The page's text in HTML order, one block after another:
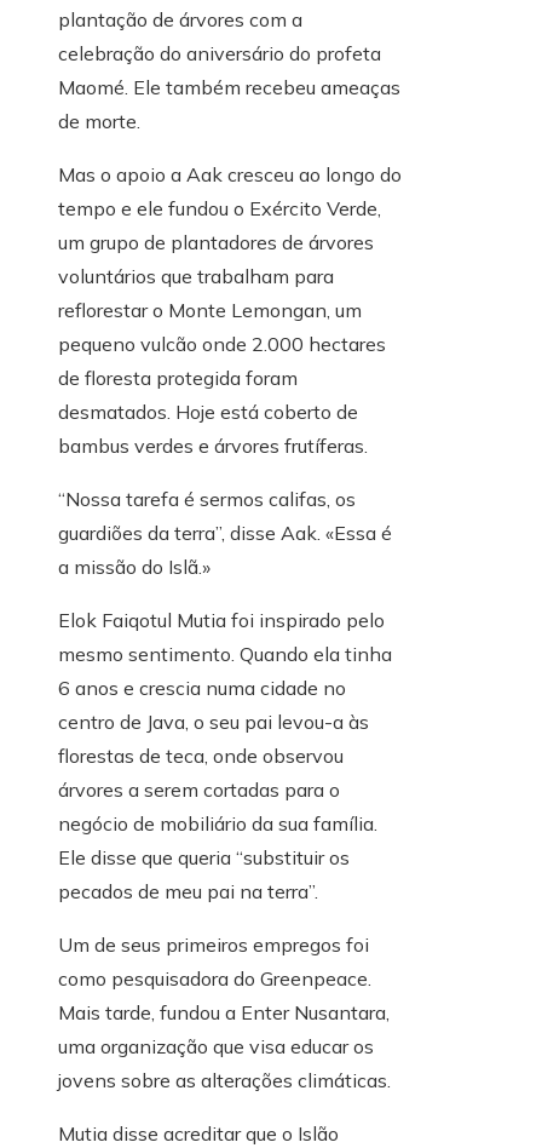
plantação de árvores com a
celebração do aniversário do profeta
Maomé. Ele também recebeu ameaças
de morte.
Mas o apoio a Aak cresceu ao longo do
tempo e ele fundou o Exército Verde,
um grupo de plantadores de árvores
voluntários que trabalham para
reflorestar o Monte Lemongan, um
pequeno vulcão onde 2.000 hectares
de floresta protegida foram
desmatados. Hoje está coberto de
bambus verdes e árvores frutíferas.
“Nossa tarefa é sermos califas, os
guardiões da terra”, disse Aak. «Essa é
a missão do Islã.»
Elok Faiqotul Mutia foi inspirado pelo
mesmo sentimento. Quando ela tinha
6 anos e crescia numa cidade no
centro de Java, o seu pai levou-a às
florestas de teca, onde observou
árvores a serem cortadas para o
negócio de mobiliário da sua família.
Ele disse que queria “substituir os
pecados de meu pai na terra”.
Um de seus primeiros empregos foi
como pesquisadora do Greenpeace.
Mais tarde, fundou a Enter Nusantara,
uma organização que visa educar os
jovens sobre as alterações climáticas.
Mutia disse acreditar que o Islão